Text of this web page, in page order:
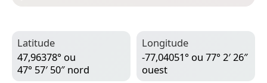
Latitude
47,96378° ou
47° 57′ 50″ nord
Longitude
-77,04051° ou 77° 2′ 26″
ouest